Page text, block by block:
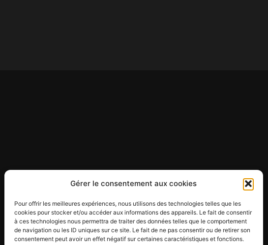
Gérer le consentement aux cookies
Pour offrir les meilleures expériences, nous utilisons des technologies telles que les
cookies pour stocker et/ou accéder aux informations des appareils. Le fait de consentir
à ces technologies nous permettra de traiter des données telles que le comportement
de navigation ou les ID uniques sur ce site. Le fait de ne pas consentir ou de retirer son
consentement peut avoir un effet négatif sur certaines caractéristiques et fonctions.